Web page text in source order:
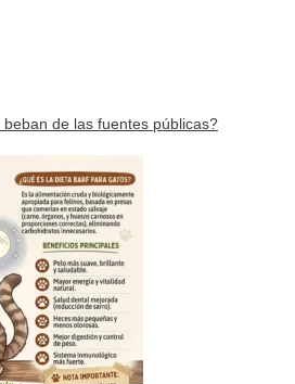
de las fuentes públicas?